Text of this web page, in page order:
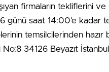
firmaların tekliflerini
günü saat 14:00’e kadar
temsilcilerinden hazır
34126 Beyazıt